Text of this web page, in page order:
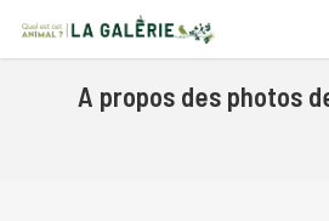
main
A propos des photos